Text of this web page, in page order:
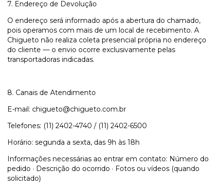
7. Endereço de Devolução
O endereço será informado após a abertura do chamado,
pois operamos com mais de um local de recebimento. A
Chigueto não realiza coleta presencial própria no endereço
do cliente — o envio ocorre exclusivamente pelas
transportadoras indicadas.
8. Canais de Atendimento
E-mail: chigueto@chigueto.com.br
Telefones: (11) 2402-4740 / (11) 2402-6500
Horário: segunda a sexta, das 9h às 18h
Informações necessárias ao entrar em contato: Número do
pedido · Descrição do ocorrido · Fotos ou vídeos (quando
solicitado)